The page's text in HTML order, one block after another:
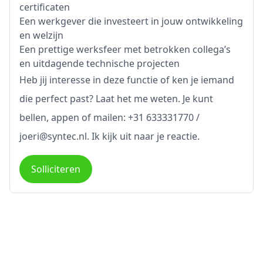
certificaten
Een werkgever die investeert in jouw ontwikkeling
en welzijn
Een prettige werksfeer met betrokken collega’s
en uitdagende technische projecten
Heb jij interesse in deze functie of ken je iemand
die perfect past? Laat het me weten. Je kunt
bellen, appen of mailen: +31 633331770 /
joeri@syntec.nl. Ik kijk uit naar je reactie.
Solliciteren